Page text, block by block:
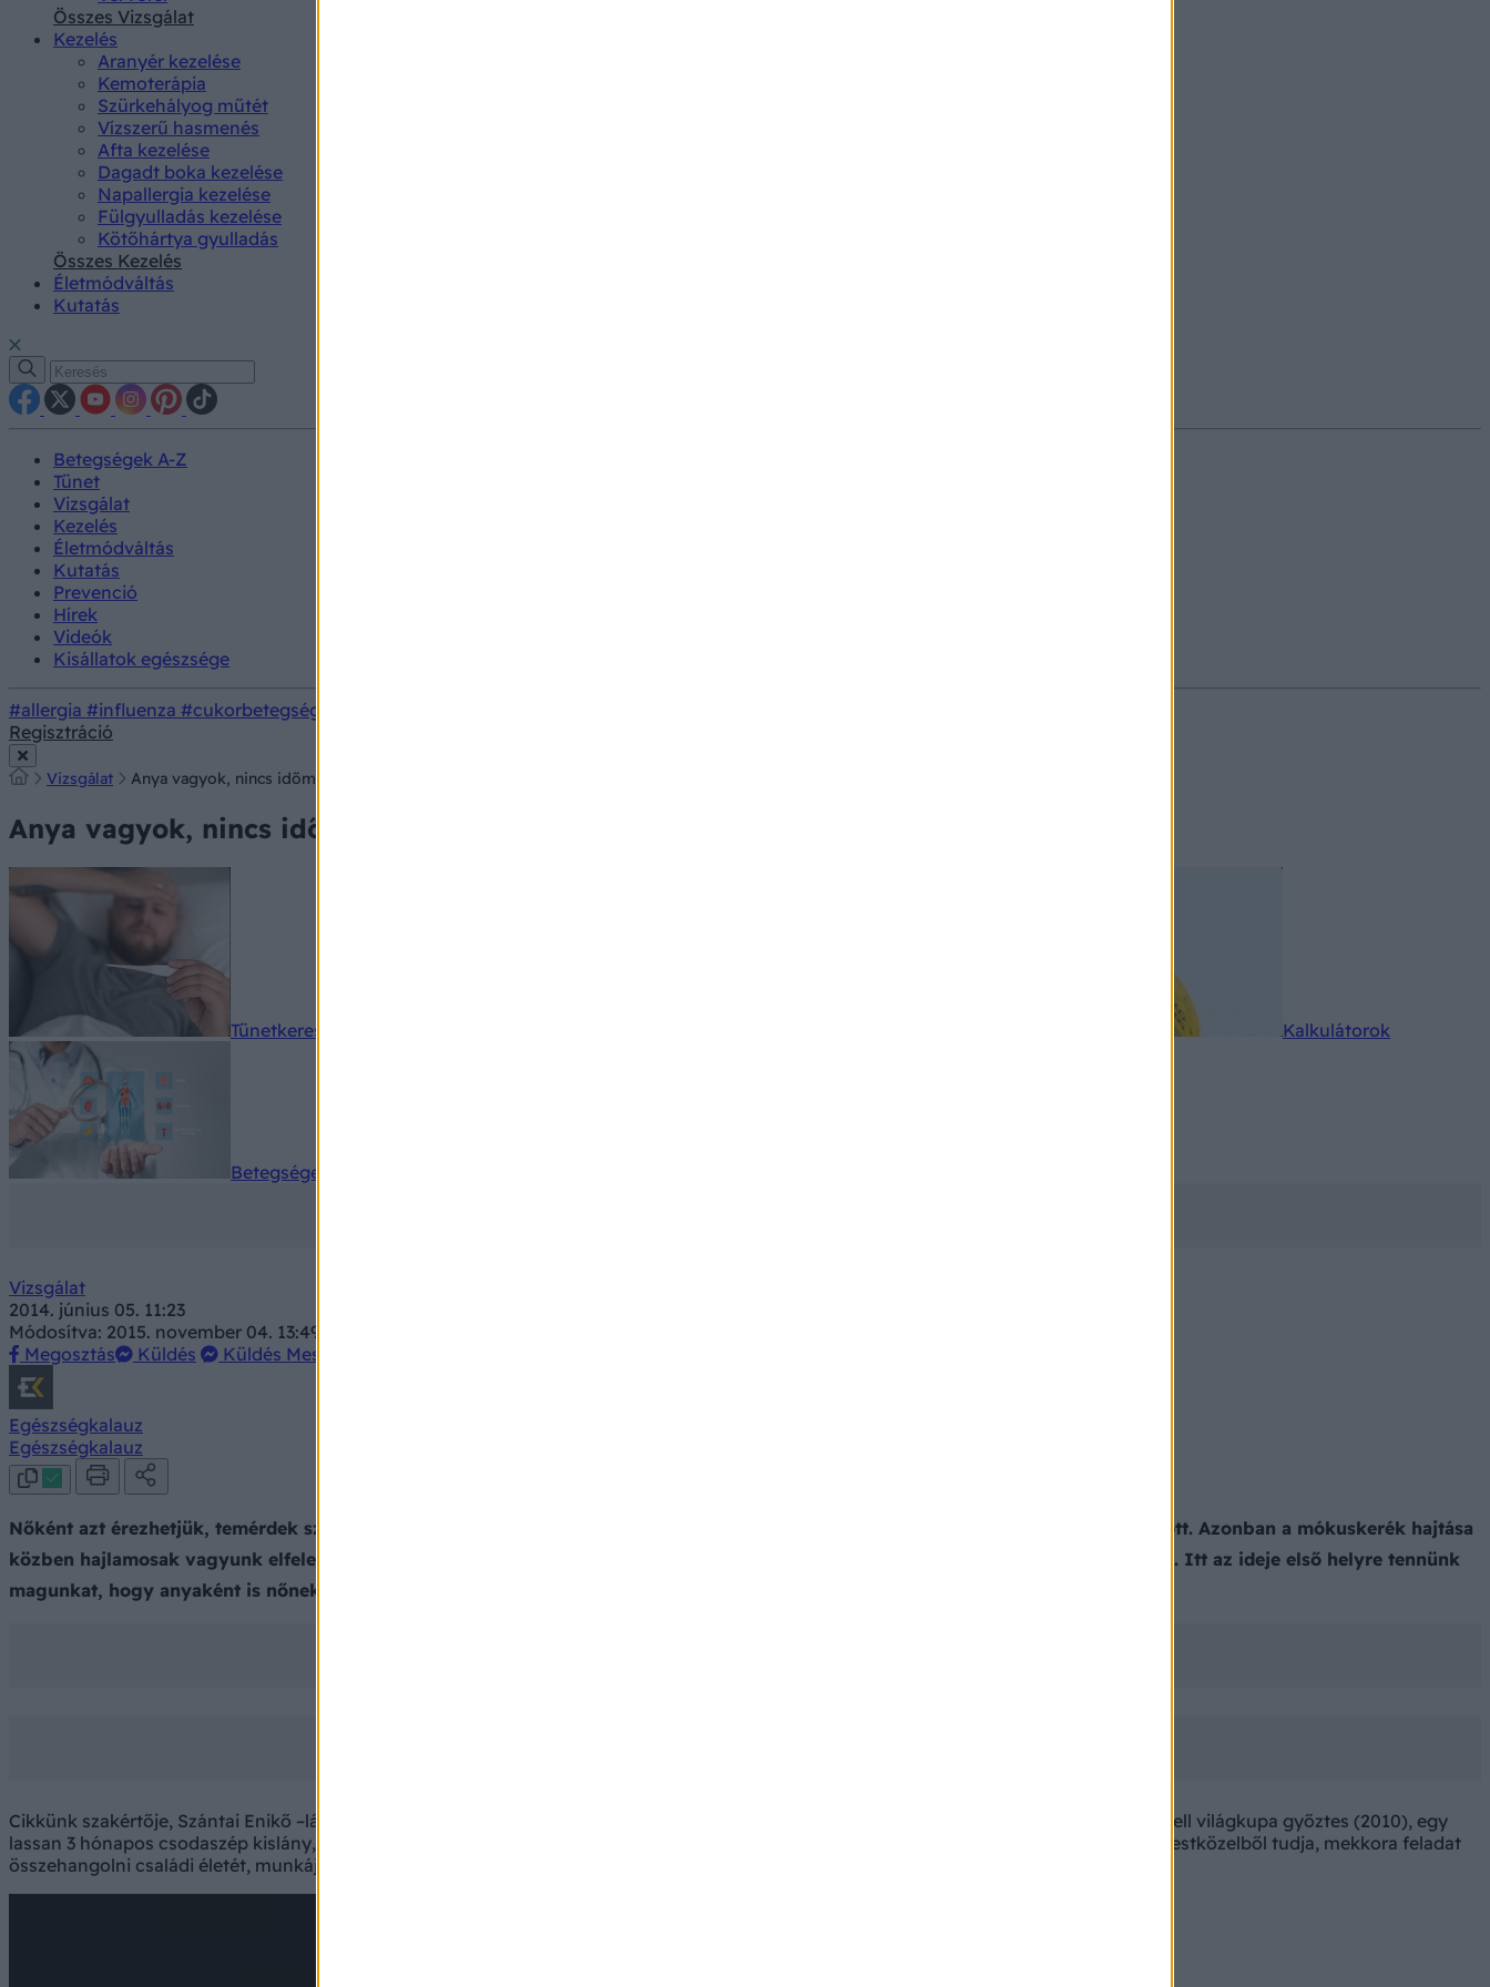
Összes Vizsgálat
Kezelés
Aranyér kezelése
Kemoterápia
Szürkehályog műtét
Vízszerű hasmenés
Afta kezelése
Dagadt boka kezelése
Napallergia kezelése
Fülgyulladás kezelése
Kötőhártya gyulladás
Összes Kezelés
Életmódváltás
Kutatás
Betegségek A-Z
Tünet
Vizsgálat
Kezelés
Életmódváltás
Kutatás
Prevenció
Hírek
Videók
Kisállatok egészsége
#allergia #influenza #cukorbetegség
Regisztráció
Vizsgálat Anya vagyok, nincs időm Nőnek lenni!
Anya vagyok, nincs időm Nőnek lenni!
Tünetkereső Kalkulátorok
Betegségek A-Z
Vizsgálat
2014. június 05. 11:23
Módosítva: 2015. november 04. 13:49
Megosztás
Küldés Küldés Messengeren
Egészségkalauz
Egészségkalauz
Nőként azt érezhetjük, temérdek szerepben, helyen kell megfelelnünk, és zsonglőrként egyensúlyozunk ránk váró feladataink között. Azonban a mókuskerék hajtása
közben hajlamosak vagyunk elfelejteni, ki is életünk igazi főszereplője, akitől ez az egész gépezet, az életünk működik: Önmagunk. Itt az ideje első helyre tennünk
magunkat, hogy anyaként is nőnek érezhessük magunkat.
Cikkünk szakértője, Szántai Enikő –lánykori nevén Csonka Enikő- BodyWakes egészség mentor, táplálkozási szakértő, korábbi fitness modell világkupa győztes (2010), egy
lassan 3 hónapos csodaszép kislány, Szofi büszke édesanyja és mellette férje előző kapcsolataiból született két kisgyermek pótanyukája. Testközelből tudja, mekkora feladat
összehangolni családi életét, munkáját, mindeközben megőrizve nőiességét, testi-lelki fittségét.